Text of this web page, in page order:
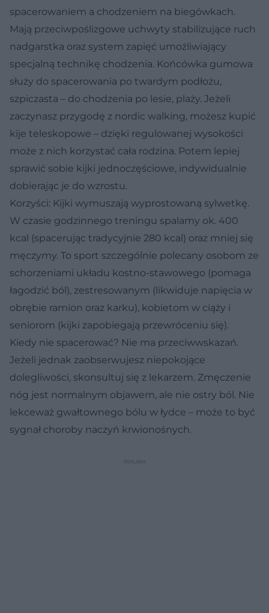
spacerowaniem a chodzeniem na biegówkach.
Mają przeciwpoślizgowe uchwyty stabilizujące ruch
nadgarstka oraz system zapięć umożliwiający
specjalną technikę chodzenia. Końcówka gumowa
służy do spacerowania po twardym podłożu,
szpiczasta – do chodzenia po lesie, plaży. Jeżeli
zaczynasz przygodę z nordic walking, możesz kupić
kije teleskopowe – dzięki regulowanej wysokości
może z nich korzystać cała rodzina. Potem lepiej
sprawić sobie kijki jednoczęściowe, indywidualnie
dobierając je do wzrostu.
Korzyści: Kijki wymuszają wyprostowaną sylwetkę.
W czasie godzinnego treningu spalamy ok. 400
kcal (spacerując tradycyjnie 280 kcal) oraz mniej się
męczymy. To sport szczególnie polecany osobom ze
schorzeniami układu kostno-stawowego (pomaga
łagodzić ból), zestresowanym (likwiduje napięcia w
obrębie ramion oraz karku), kobietom w ciąży i
seniorom (kijki zapobiegają przewróceniu się).
Kiedy nie spacerować? Nie ma przeciwwskazań.
Jeżeli jednak zaobserwujesz niepokojące
dolegliwości, skonsultuj się z lekarzem. Zmęczenie
nóg jest normalnym objawem, ale nie ostry ból. Nie
lekceważ gwałtownego bólu w łydce – może to być
sygnał choroby naczyń krwionośnych.